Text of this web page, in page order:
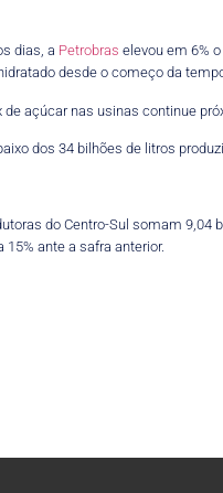
dias, a Petrobras elevou em 6%
desde o começo da
açúcar nas usinas continue
dos 34 bilhões de litros
do Centro-Sul somam
ante a safra anterior.